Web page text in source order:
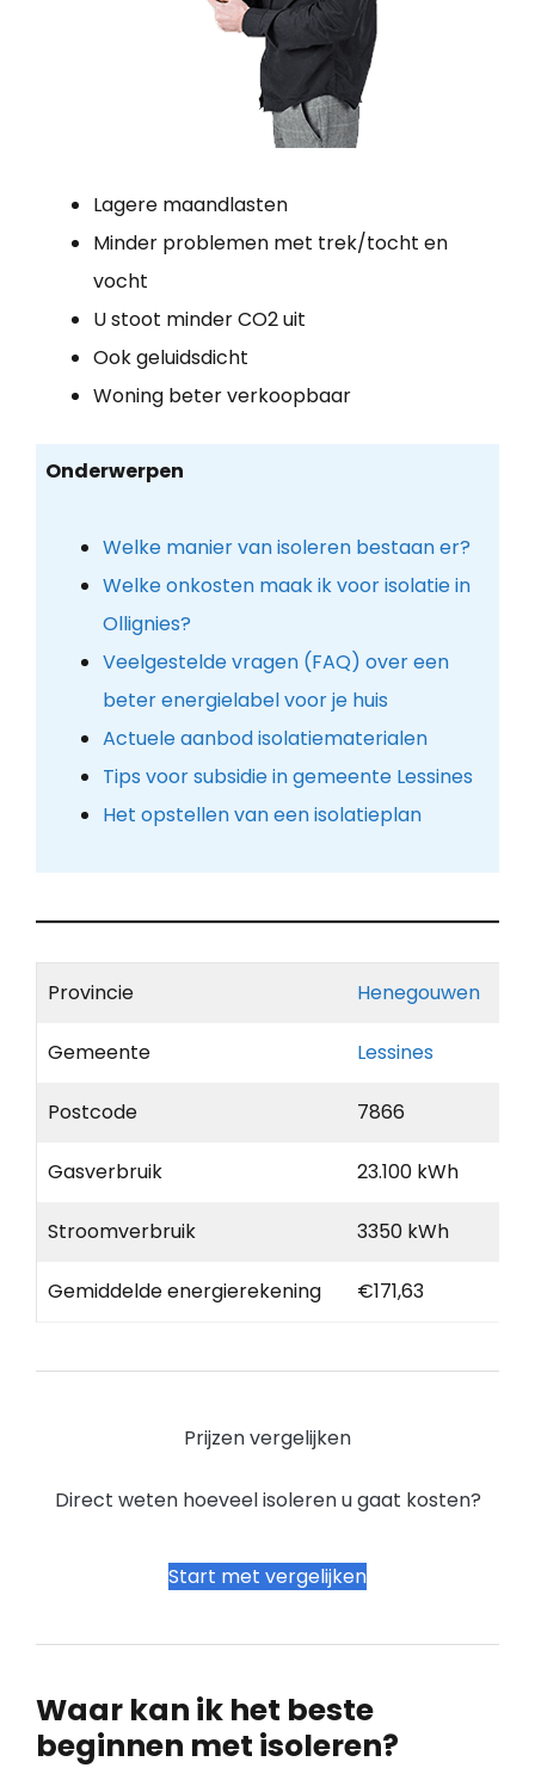
Lagere maandlasten
Minder problemen met trek/tocht en
vocht
U stoot minder CO2 uit
Ook geluidsdicht
Woning beter verkoopbaar
Onderwerpen
Welke manier van isoleren bestaan er?
Welke onkosten maak ik voor isolatie in
Ollignies?
Veelgestelde vragen (FAQ) over een
beter energielabel voor je huis
Actuele aanbod isolatiematerialen
Tips voor subsidie in gemeente Lessines
Het opstellen van een isolatieplan
Provincie Henegouwen
Gemeente Lessines
Postcode 7866
Gasverbruik 23.100 kWh
Stroomverbruik 3350 kWh
Gemiddelde energierekening €171,63
Prijzen vergelijken
Direct weten hoeveel isoleren u gaat kosten?
Start met vergelijken
Waar kan ik het beste
beginnen met isoleren?